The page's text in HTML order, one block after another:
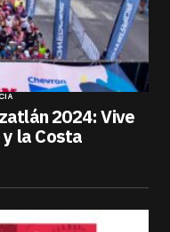
2024: Vive
la Costa